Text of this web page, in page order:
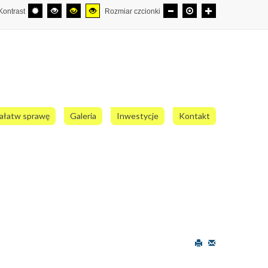
Rozmiar czcionki
sprawę Galeria Inwestycje Kontakt